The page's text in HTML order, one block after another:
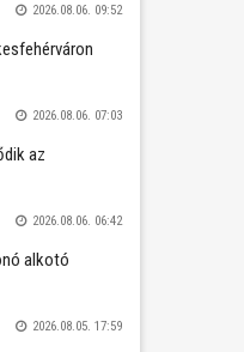
2026.08.06. 09:52
2026.08.06. 07:03
az
2026.08.06. 06:42
alkotó
2026.08.05. 17:59